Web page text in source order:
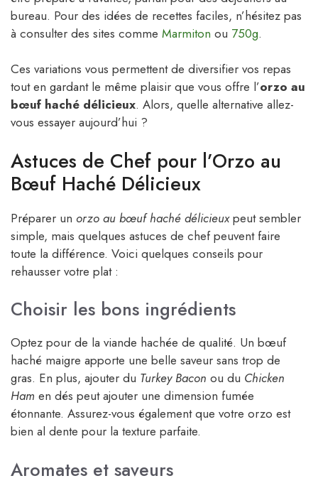
bureau. Pour des idées de recettes faciles, n’hésitez pas
à consulter des sites comme Marmiton ou 750g.
Ces variations vous permettent de diversifier vos repas
tout en gardant le même plaisir que vous offre l’orzo au
bœuf haché délicieux. Alors, quelle alternative allez-
vous essayer aujourd’hui ?
Astuces de Chef pour l’Orzo au
Bœuf Haché Délicieux
Préparer un orzo au bœuf haché délicieuxpeut sembler
simple, mais quelques astuces de chef peuvent faire
toute la différence. Voici quelques conseils pour
rehausser votre plat :
Choisir les bons ingrédients
Optez pour de la viande hachée de qualité. Un bœuf
haché maigre apporte une belle saveur sans trop de
gras. En plus, ajouter du Turkey Bacon ou du Chicken
Ham en dés peut ajouter une dimension fumée
étonnante. Assurez-vous également que votre orzo est
bien al dente pour la texture parfaite.
Aromates et saveurs